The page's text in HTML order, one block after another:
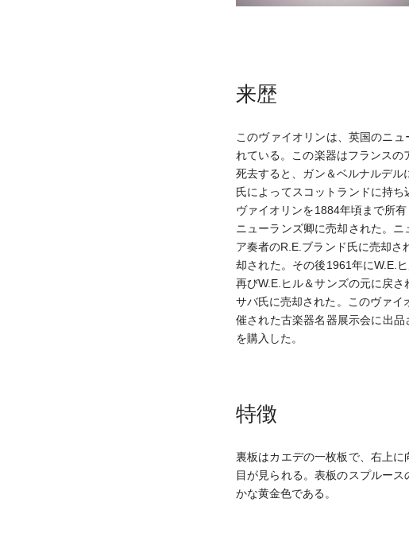
来歴
このヴァイオリンは、英国のニ
れている。この楽器はフランス
死去すると、ガン＆ベルナルデ
氏によってスコットランドに持
ヴァイオリンを1884年頃まで所
ニューランズ卿に売却された。
ア奏者のR.E.ブランド氏に売却
却された。その後1961年にW.E.
再びW.E.ヒル＆サンズの元に戻
サバ氏に売却された。このヴァイ
催された古楽器名器展示会に出
を購入した。
特徴
裏板はカエデの一枚板で、右上
目が見られる。表板のスプルー
かな黄金色である。